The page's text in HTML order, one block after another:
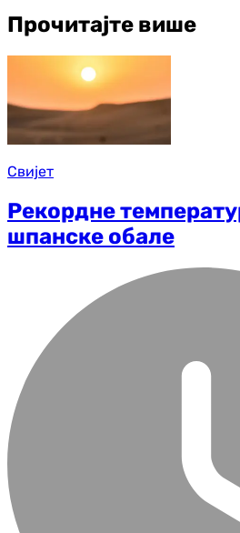
Прочитајте више
Свијет
Рекордне
шпанске обале